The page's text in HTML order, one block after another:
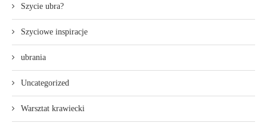
Szycie ubra?
Szyciowe inspiracje
ubrania
Uncategorized
Warsztat krawiecki